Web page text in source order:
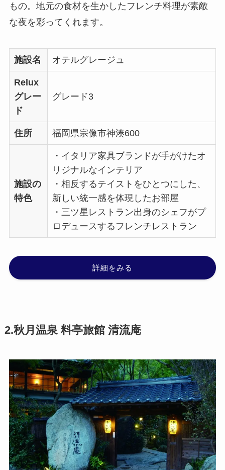
もの。地元の食材を生かしたフレンチ料理が素敵
な夜を彩ってくれます。
施設名 オテルグレージュ
Relux
グレー
ド
グレード3
住所 福岡県宗像市神湊600
施設の
特色
・イタリア家具ブランドが手がけたオ
リジナルなインテリア
・相反するテイストをひとつにした、
新しい統一感を体現したお部屋
・三ツ星レストラン出身のシェフがプ
ロデュースするフレンチレストラン
詳細をみる
2.秋月温泉 料亭旅館 清流庵